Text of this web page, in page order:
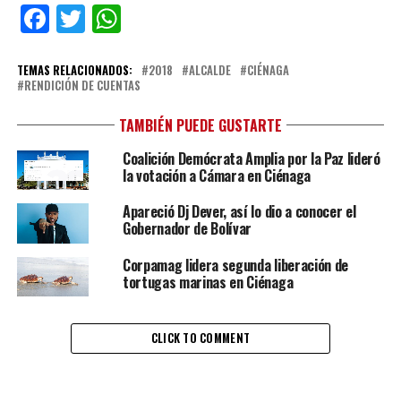
Facebook
TwitterWhatsApp
TEMAS RELACIONADOS: 2018 ALCALDE
CIÉNAGA
RENDICIÓN DE CUENTAS
TAMBIÉN PUEDE GUSTARTE
Coalición Demócrata Amplia por la Paz lideró
la votación a Cámara en Ciénaga
Apareció Dj Dever, así lo dio a conocer el
Gobernador de Bolívar
Corpamag lidera segunda liberación de
tortugas marinas en Ciénaga
CLICK TO COMMENT